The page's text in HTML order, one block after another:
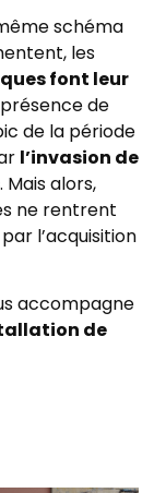
schéma
les
font leur
de
de la période
l’invasion de
. Mais alors,
ne rentrent
l’acquisition
accompagne
de